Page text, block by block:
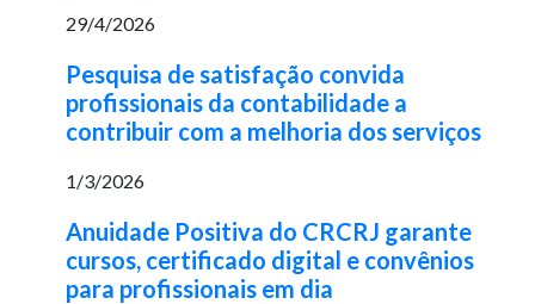
29/4/2026
Pesquisa de satisfação convida
profissionais da contabilidade a
contribuir com a melhoria dos serviços
1/3/2026
Anuidade Positiva do CRCRJ garante
cursos, certificado digital e convênios
para profissionais em dia